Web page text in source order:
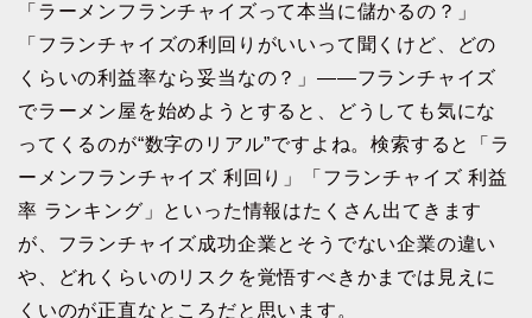
「ラーメンフランチャイズって本当に儲かるの？」
「フランチャイズの利回りがいいって聞くけど、どの
くらいの利益率なら妥当なの？」――フランチャイズ
でラーメン屋を始めようとすると、どうしても気にな
ってくるのが“数字のリアル”ですよね。検索すると「ラ
ーメンフランチャイズ 利回り」「フランチャイズ 利益
率 ランキング」といった情報はたくさん出てきます
が、フランチャイズ成功企業とそうでない企業の違い
や、どれくらいのリスクを覚悟すべきかまでは見えに
くいのが正直なところだと思います。